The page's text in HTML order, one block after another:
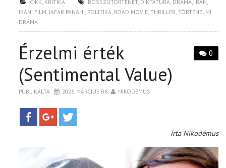
CIKK, KRITIKA BOSSZÚTÖRTÉNET, DIKTATÚRA, DRÁMA, IRÁN,
IRÁNI FILM,JAFAR PANAHI, POLITIKA, ROAD MOVIE,THRILLER,TÖRTÉNELMI
DRÁMA
0
Érzelmi érték
(Sentimental Value)
PUBLIKÁLTA 2026. MÁRCIUS 08. NIKODEMUS
írta Nikodémus